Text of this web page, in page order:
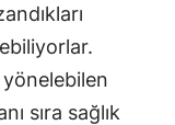
yönelebilen
sıra sağlık